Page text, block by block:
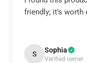
friendly; it’s worth
S Sophia
Verified owner